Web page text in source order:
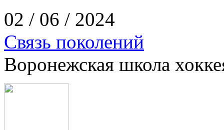
02 / 06 / 2024
Связь поколений
Воронежская школа